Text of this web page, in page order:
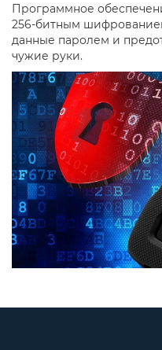
Программное
256-битным
данные паролем и
чужие руки.